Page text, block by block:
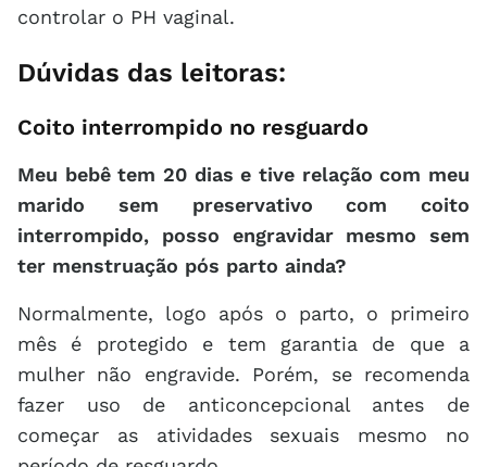
controlar o PH vaginal.
Dúvidas das leitoras:
Coito interrompido no resguardo
Meu bebê tem 20 dias e tive relação com meu
marido sem preservativo com coito
interrompido, posso engravidar mesmo sem
ter menstruação pós parto ainda?
Normalmente, logo após o parto, o primeiro
mês é protegido e tem garantia de que a
mulher não engravide. Porém, se recomenda
fazer uso de anticoncepcional antes de
começar as atividades sexuais mesmo no